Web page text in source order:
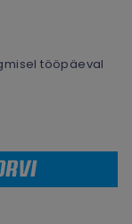
tööpäeval